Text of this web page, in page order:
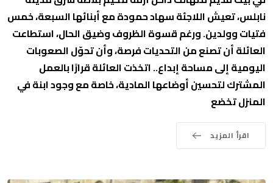
نابلس، تعيش اللاجئة سهاد حمودة مع أبنائها السبعة، خمس
فتيات وولدين. ورغم قسوة الظروف وضيق الحال، استطاعت
العائلة أن تصنع من التحديات فرصة، وأن تحوّل الصعوبات
اليومية إلى مساحة إبداع.. اتخذت العائلة قرارًا بالعمل
المشترك لتحسين أوضاعها المادية، خاصة مع وجود ابنة في
المنزل تخضع
اقرأ المزيد